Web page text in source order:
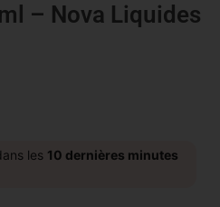
– Nova Liquides
les 10 dernières minutes